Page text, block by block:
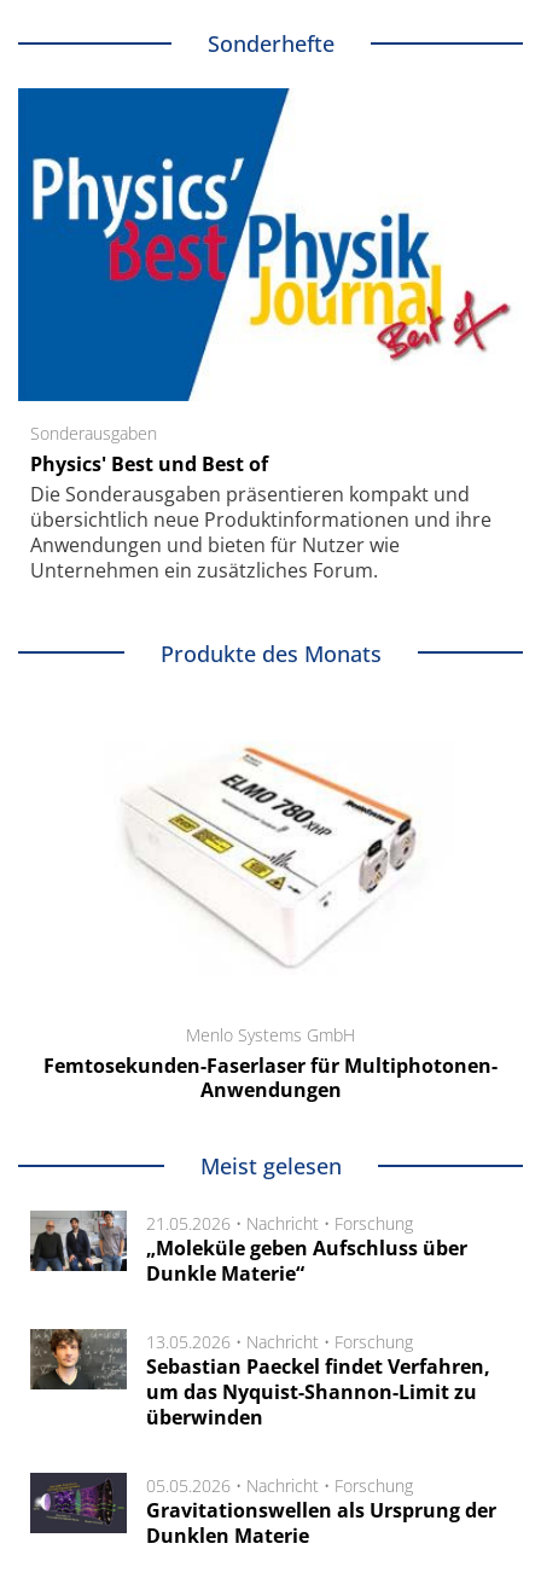
Sonderhefte
Sonderausgaben
Physics' Best und Best of
Die Sonder­ausgaben präsentieren kompakt und
übersichtlich neue Produkt­informationen und ihre
Anwendungen und bieten für Nutzer wie
Unternehmen ein zusätzliches Forum.
Produkte des Monats
Menlo Systems GmbH
Femtosekunden-Faserlaser für Multiphotonen-
Anwendungen
Meist gelesen
21.05.2026 • Nachricht • Forschung
„Moleküle geben Aufschluss über
Dunkle Materie“
13.05.2026 • Nachricht • Forschung
Sebastian Paeckel findet Verfahren,
um das Nyquist-Shannon-Limit zu
überwinden
05.05.2026 • Nachricht • Forschung
Gravitationswellen als Ursprung der
Dunklen Materie